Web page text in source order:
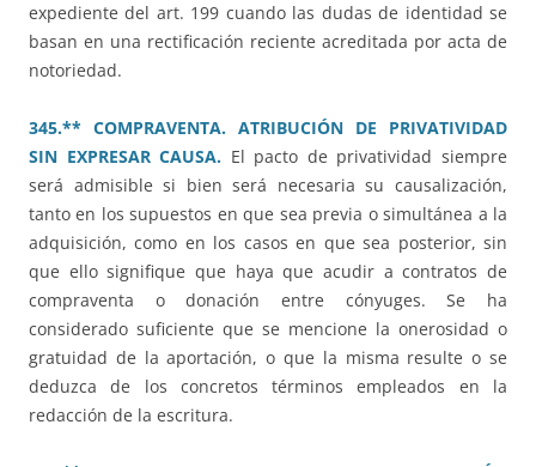
expediente del art. 199 cuando las dudas de identidad se
basan en una rectificación reciente acreditada por acta de
notoriedad.
345.** COMPRAVENTA. ATRIBUCIÓN DE PRIVATIVIDAD
SIN EXPRESAR CAUSA. El pacto de privatividad siempre
será admisible si bien será necesaria su causalización,
tanto en los supuestos en que sea previa o simultánea a la
adquisición, como en los casos en que sea posterior, sin
que ello signifique que haya que acudir a contratos de
compraventa o donación entre cónyuges. Se ha
considerado suficiente que se mencione la onerosidad o
gratuidad de la aportación, o que la misma resulte o se
deduzca de los concretos términos empleados en la
redacción de la escritura.